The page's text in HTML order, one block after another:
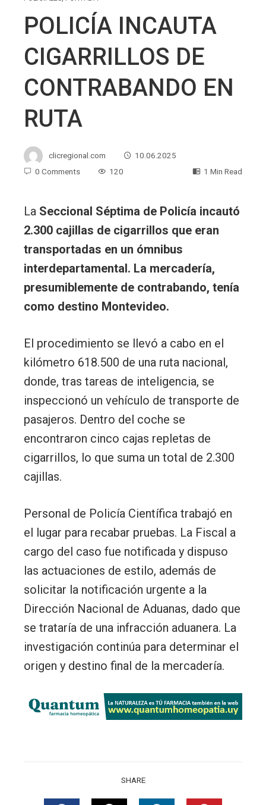
POLICÍA INCAUTA
CIGARRILLOS DE
CONTRABANDO EN
RUTA
clicregional.com
10.06.2025
0 Comments
120 1 Min Read
La Seccional Séptima de Policía incautó
2.300 cajillas de cigarrillos que eran
transportadas en un ómnibus
interdepartamental. La mercadería,
presumiblemente de contrabando, tenía
como destino Montevideo.
El procedimiento se llevó a cabo en el
kilómetro 618.500 de una ruta nacional,
donde, tras tareas de inteligencia, se
inspeccionó un vehículo de transporte de
pasajeros. Dentro del coche se
encontraron cinco cajas repletas de
cigarrillos, lo que suma un total de 2.300
cajillas.
Personal de Policía Científica trabajó en
el lugar para recabar pruebas. La Fiscal a
cargo del caso fue notificada y dispuso
las actuaciones de estilo, además de
solicitar la notificación urgente a la
Dirección Nacional de Aduanas, dado que
se trataría de una infracción aduanera. La
investigación continúa para determinar el
origen y destino final de la mercadería.
SHARE